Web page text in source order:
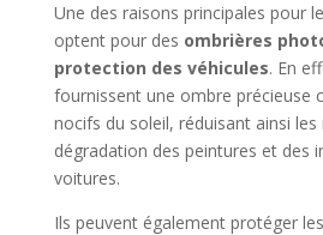
Une des raisons principales pour
optent pour des ombrières
protection des véhicules. En
fournissent une ombre précieuse
nocifs du soleil, réduisant ainsi les
dégradation des peintures et des
voitures.
Ils peuvent également protéger